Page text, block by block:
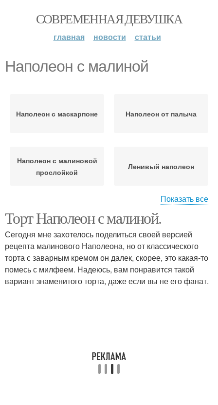
СОВРЕМЕННАЯ ДЕВУШКА
главная новости статьи
Наполеон с малиной
Наполеон с маскарпоне Наполеон от палыча
Наполеон с малиновой
прослойкой
Ленивый наполеон
Наполеон с кремом Малиновый наполеон
Показать все
Торт Наполеон с малиной.
Сегодня мне захотелось поделиться своей версией
рецепта малинового Наполеона, но от классического
торта с заварным кремом он далек, скорее, это какая-то
помесь с милфеем. Надеюсь, вам понравится такой
вариант знаменитого торта, даже если вы не его фанат.